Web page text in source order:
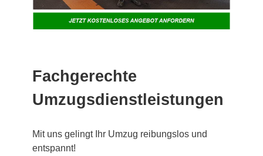
Fachgerechte
Umzugsdienstleistungen
Mit uns gelingt Ihr Umzug reibungslos und
entspannt!